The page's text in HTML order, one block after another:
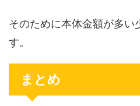
そのために本体金額が多い
す。
まとめ